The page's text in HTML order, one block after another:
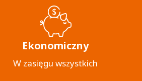
Ekonomiczny
W zasięgu wszystkich